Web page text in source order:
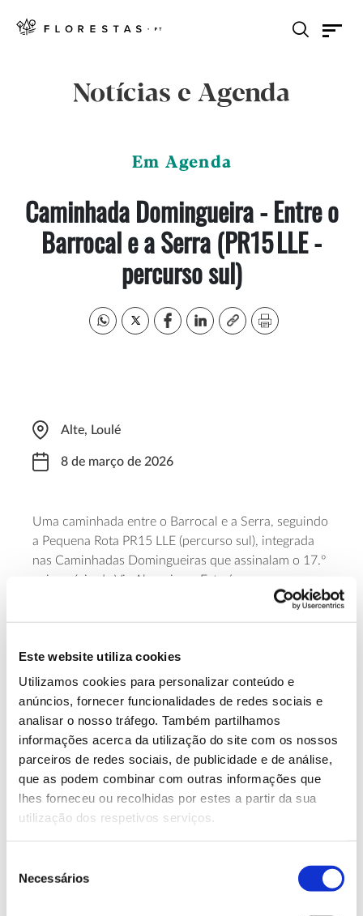
Este website utiliza cookies
Utilizamos cookies para personalizar conteúdo e
anúncios, fornecer funcionalidades de redes sociais e
analisar o nosso tráfego. Também partilhamos
informações acerca da utilização do site com os nossos
parceiros de redes sociais, de publicidade e de análise,
que as podem combinar com outras informações que
lhes forneceu ou recolhidas por estes a partir da sua
utilização dos respetivos serviços.
Necessários
Notícias e Agenda
Em Agenda
Caminhada Domingueira - Entre o
Barrocal e a Serra (PR15 LLE -
percurso sul)
Alte, Loulé
8 de março de 2026
Uma caminhada entre o Barrocal e a Serra, seguindo
a Pequena Rota PR15 LLE (percurso sul), integrada
nas Caminhadas Domingueiras que assinalam o 17.º
aniversário da Via Algarviana. Este é um percurso
considerado algo difícil, de 9,4 quilómetros, pelos
Nacional 124 –, e a caminhada tem uma duração
prevista de três horas. Para seguir caminho, é
necessária inscrição.
Saber mais
13.07.2026
Genoma do priolo e de outras espécies em risco:
conhecer para conservar